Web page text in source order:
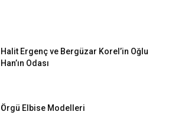
Halit Ergenç ve Bergüzar Korel’in Oğlu
Han’ın Odası
Örgü Elbise Modelleri